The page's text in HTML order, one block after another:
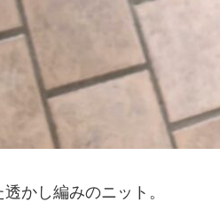
かし編みのニット。